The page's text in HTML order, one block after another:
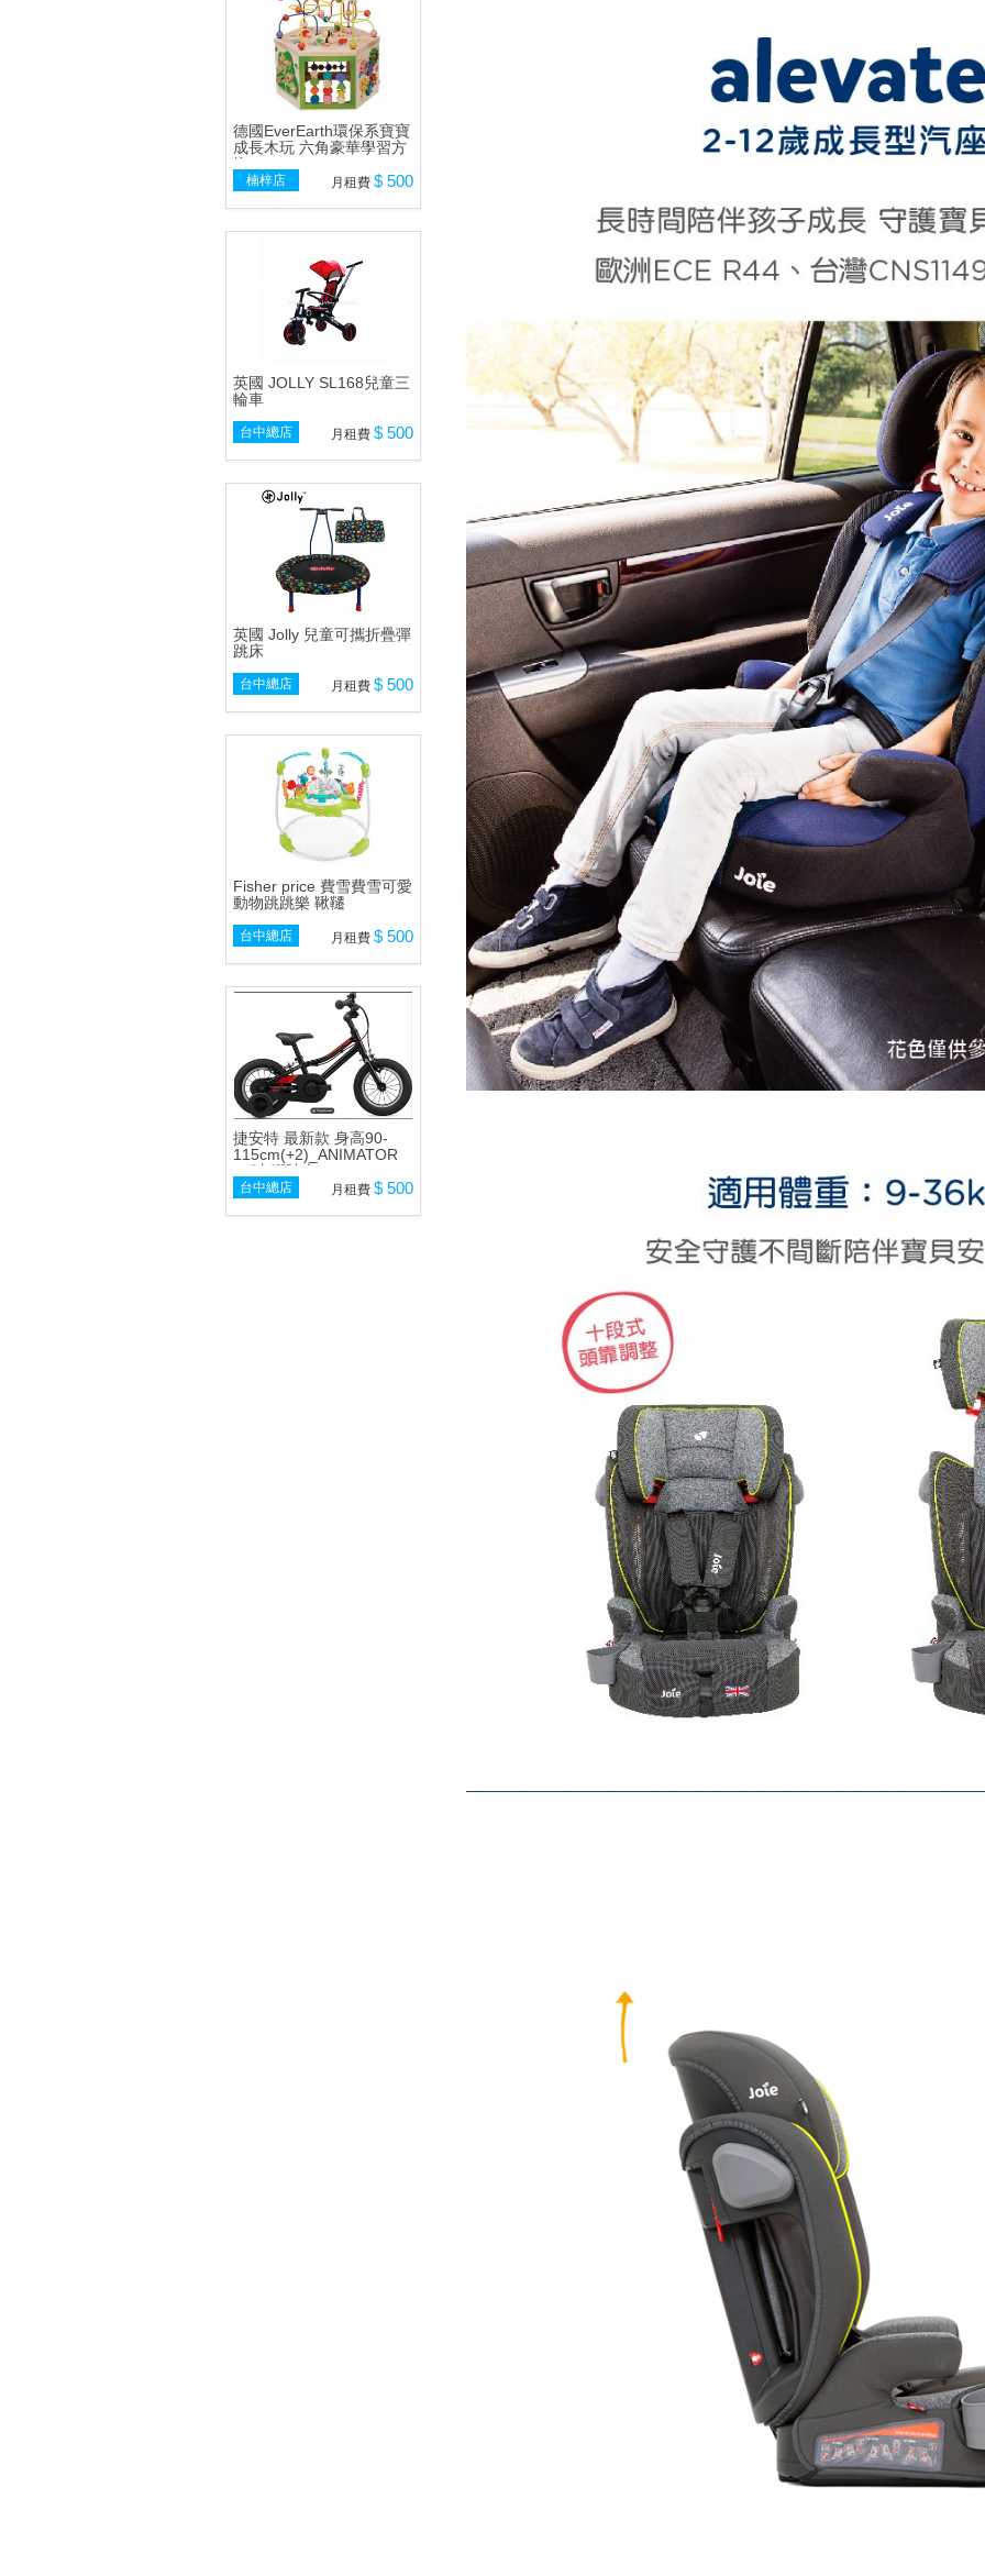
德國EverEarth環保系寶寶
成長木玩 六角豪華學習方
塊
楠梓店 月租費 $ 500
英國 JOLLY SL168兒童三
輪車
台中總店 月租費 $ 500
英國 Jolly 兒童可攜折疊彈
跳床
台中總店 月租費 $ 500
Fisher price 費雪費雪可愛
動物跳跳樂 鞦韆
台中總店 月租費 $ 500
捷安特 最新款 身高90-
115cm(+2)_ANIMATOR
12吋 腳踏車
台中總店 月租費 $ 500